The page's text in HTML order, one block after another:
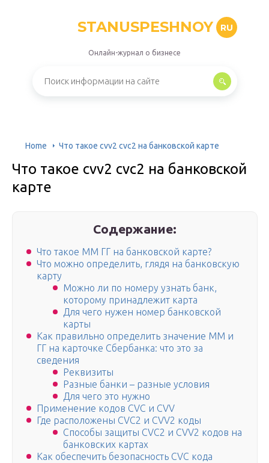
STANUSPESHNOY RU
Онлайн-журнал о бизнесе
Home Что такое cvv2 cvc2 на банковской карте
Что такое cvv2 cvc2 на банковской
карте
Содержание:
Что такое ММ ГГ на банковской карте?
Что можно определить, глядя на банковскую
карту
Можно ли по номеру узнать банк,
которому принадлежит карта
Для чего нужен номер банковской
карты
Как правильно определить значение ММ и
ГГ на карточке Сбербанка: что это за
сведения
Реквизиты
Разные банки – разные условия
Для чего это нужно
Применение кодов CVC и CVV
Где расположены CVC2 и CVV2 коды
Способы защиты CVC2 и CVV2 кодов на
банковских картах
Как обеспечить безопасность CVC кода